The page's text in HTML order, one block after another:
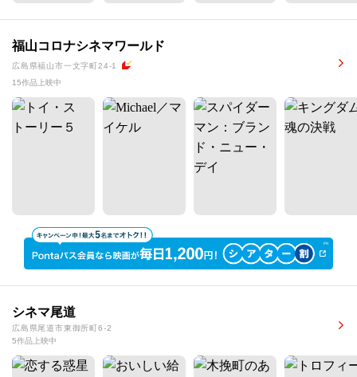
福山コロナシネマワールド
広島県福山市一文字町24-1
15作品上映中
シネマ尾道
広島県尾道市東御所町6-2
5作品上映中